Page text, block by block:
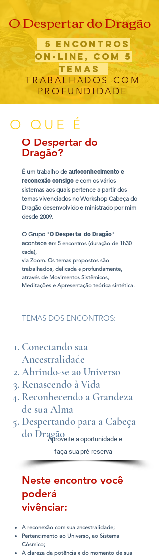
O Despertar do Dragão
5 encontros
on-line, COM 5
TEMAS
TRABALHADOS COM
PROFUNDIDADE
O QUE É
O Despertar do
Dragão?
É um trabalho de autoconhecimento e
reconexão consigo e com os vários
sistemas aos quais pertence a partir dos
temas vivenciados no Workshop Cabeça do
Dragão desenvolvido e ministrado por mim
desde 2009.
O Grupo "O Despertar do Dragão"
acontece em 5 encontros (duração de 1h30
cada),
via Zoom. Os temas propostos são
trabalhados, delicada e profundamente,
através de Movimentos Sistêmicos,
Meditações e Apresentação teórica sintética.
TEMAS DOS ENCONTROS:
Conectando sua
Ancestralidade
Abrindo-se ao Universo
Renascendo à Vida
Reconhecendo a Grandeza
de sua Alma
Despertando para a Cabeça
do Dragão
Neste encontro você
poderá
vivênciar:
A reconexão com sua ancestralidade;
Pertencimento ao Universo, ao Sistema
Cósmico;
A clareza da potência e do momento de sua
Aproveite a oportunidade e
faça sua pré-reserva